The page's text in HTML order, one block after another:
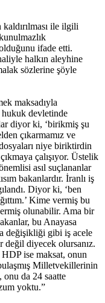
ile ilgili
ifade etti.
halkın aleyhine
sözlerine şöyle
maksadıyla
devletinde
diyor ki, ‘birikmiş şu
çıkarmamız ve
niye biriktirdin
çalışıyor. Üstelik
asıl suçlananlar
bakanlardır. İranlı iş
Diyor ki, ‘ben
Kime vermiş bu
olunabilir. Ama bir
bu Anayasa
değişikliği gibi iş acele
değil diyecek olursanız.
ise maksat, onun
Milletvekillerinin
onu da 24 saatte
yoktu.”